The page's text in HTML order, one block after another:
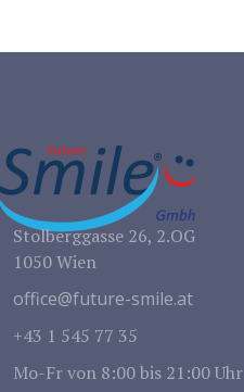
Stolberggasse 26, 2.OG
1050 Wien
office@future-smile.at
+43 1 545 77 35
Mo-Fr von 8:00 bis 21:00 Uhr